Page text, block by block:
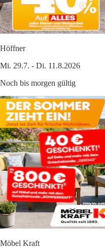
Höffner
Mi. 29.7. - Di. 11.8.2026
Noch bis morgen gültig
Möbel Kraft